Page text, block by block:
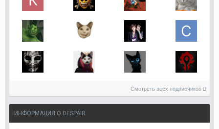
Смотреть всех подписчиков
ИНФОРМАЦИЯ О DESPAIR